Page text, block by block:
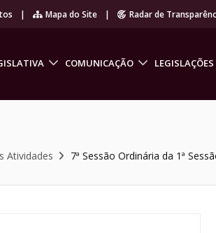
| Mapa do Site | Radar de
COMUNICAÇÃO LEGISLAÇÕES
Atividades 7ª Sessão Ordinária da 1ª